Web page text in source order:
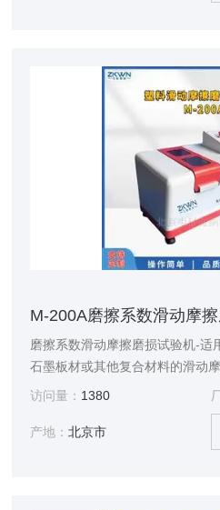
高，操作便捷等优势，是科研院
M-200A磨擦系数滑动摩
磨擦系数滑动摩擦磨损试验机-适
石墨板材或其他复合材料的滑动
试验中试样的磨擦力、磨擦系数
合了当前最新的智能电路系统进
擦磨损试验机的功能进行升级改
高，操作便捷等优势，是科研院
访问量： 1380
产地：北京市